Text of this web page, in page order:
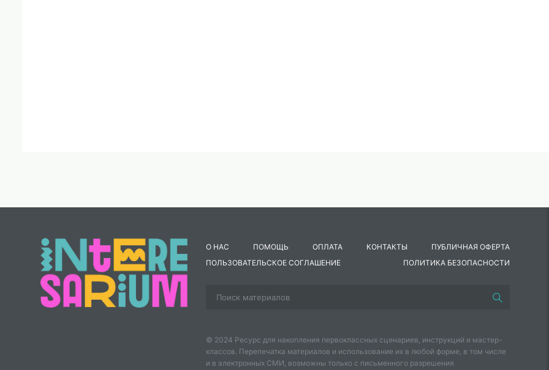
О НАС ПОМОЩЬ ОПЛАТА КОНТАКТЫ
ПУБЛИЧНАЯ ОФЕРТА
ПОЛЬЗОВАТЕЛЬСКОЕ СОГЛАШЕНИЕ
ПОЛИТИКА БЕЗОПАСНОСТИ
© 2024 Ресурс для накопления первоклассных сценариев, инструкций и мастер-
классов. Перепечатка материалов и использование их в любой форме, в том числе
и в электронных СМИ, возможны только с письменного разрешения